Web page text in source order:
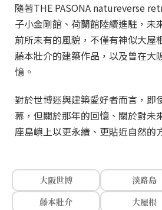
隨著THE PASONA natureverse
子小金剛館、荷蘭館陸續進駐，未
前所未有的風貌，不僅有神似大屋
藤本壯介的建築作品，以及曾在大
憶。
對於世博迷與建築愛好者而言，即
幕，但關於那年的回憶、關於對未
座島嶼上以更永續、更貼近自然的
大阪世博
淡路島
藤本壯介
大屋根